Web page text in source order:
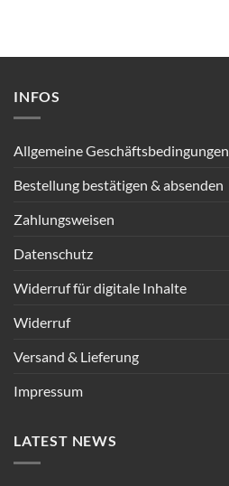
INFOS
Allgemeine Geschäftsbedingungen
Bestellung bestätigen & absenden
Zahlungsweisen
Datenschutz
Widerruf für digitale Inhalte
Widerruf
Versand & Lieferung
Impressum
LATEST NEWS